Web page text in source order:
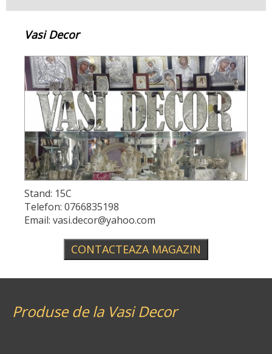
Vasi Decor
Stand: 15C
Telefon: 0766835198
Email: vasi.decor@yahoo.com
CONTACTEAZA MAGAZIN
Produse de la Vasi Decor